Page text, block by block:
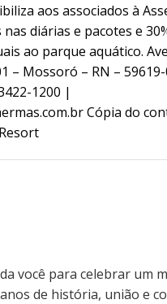
aos associados à
nas diárias e pacotes e
ao parque aquático.
– Mossoró – RN –
1200 |
Cópia do
você para celebrar um
de história, união e